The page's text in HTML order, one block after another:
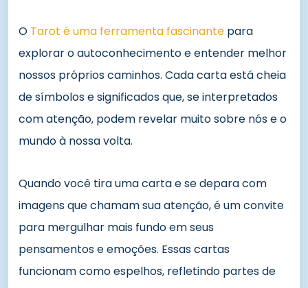
O Tarot é uma ferramenta fascinante para
explorar o autoconhecimento e entender melhor
nossos próprios caminhos. Cada carta está cheia
de símbolos e significados que, se interpretados
com atenção, podem revelar muito sobre nós e o
mundo à nossa volta.
Quando você tira uma carta e se depara com
imagens que chamam sua atenção, é um convite
para mergulhar mais fundo em seus
pensamentos e emoções. Essas cartas
funcionam como espelhos, refletindo partes de